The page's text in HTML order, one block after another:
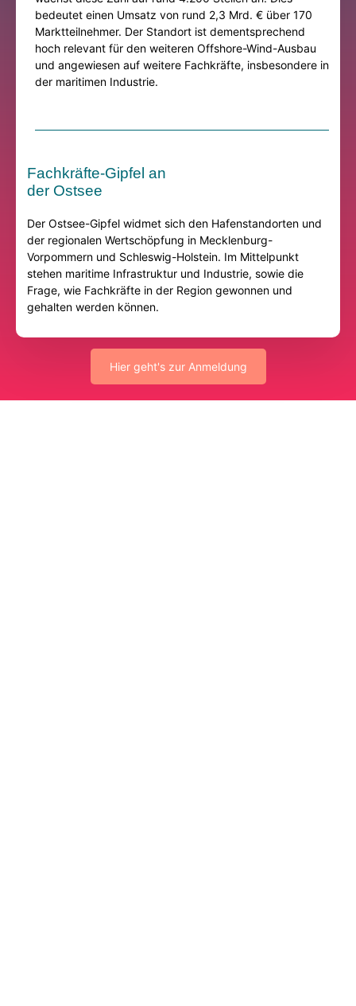
bedeutet einen Umsatz von rund 2,3 Mrd. € über 170
Marktteilnehmer. Der Standort ist dementsprechend
hoch relevant für den weiteren Offshore-Wind-Ausbau
und angewiesen auf weitere Fachkräfte, insbesondere in
der maritimen Industrie.
Fachkräfte-Gipfel an
der Ostsee
Der Ostsee-Gipfel widmet sich den Hafenstandorten und
der regionalen Wertschöpfung in Mecklenburg-
Vorpommern und Schleswig-Holstein. Im Mittelpunkt
stehen maritime Infrastruktur und Industrie, sowie die
Frage, wie Fachkräfte in der Region gewonnen und
gehalten werden können.
Hier geht's zur Anmeldung